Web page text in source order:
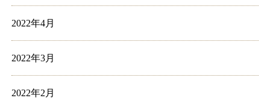
2022年4月
2022年3月
2022年2月